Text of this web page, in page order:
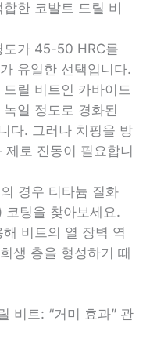
한 코발트 드릴 비
도가 45-50 HRC를
유일한 선택입니다.
릴 비트인 카바이드
일 정도로 경화된
다. 그러나 치핑을 방
로 진동이 필요합니
경우 티타늄 질화
코팅을 찾아보세요.
비트의 열 장벽 역
생 층을 형성하기 때
비트: “거미 효과” 관